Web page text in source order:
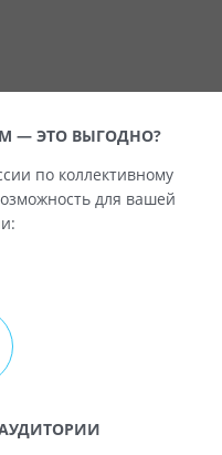
— ЭТО ВЫГОДНО?
по коллективному
для вашей